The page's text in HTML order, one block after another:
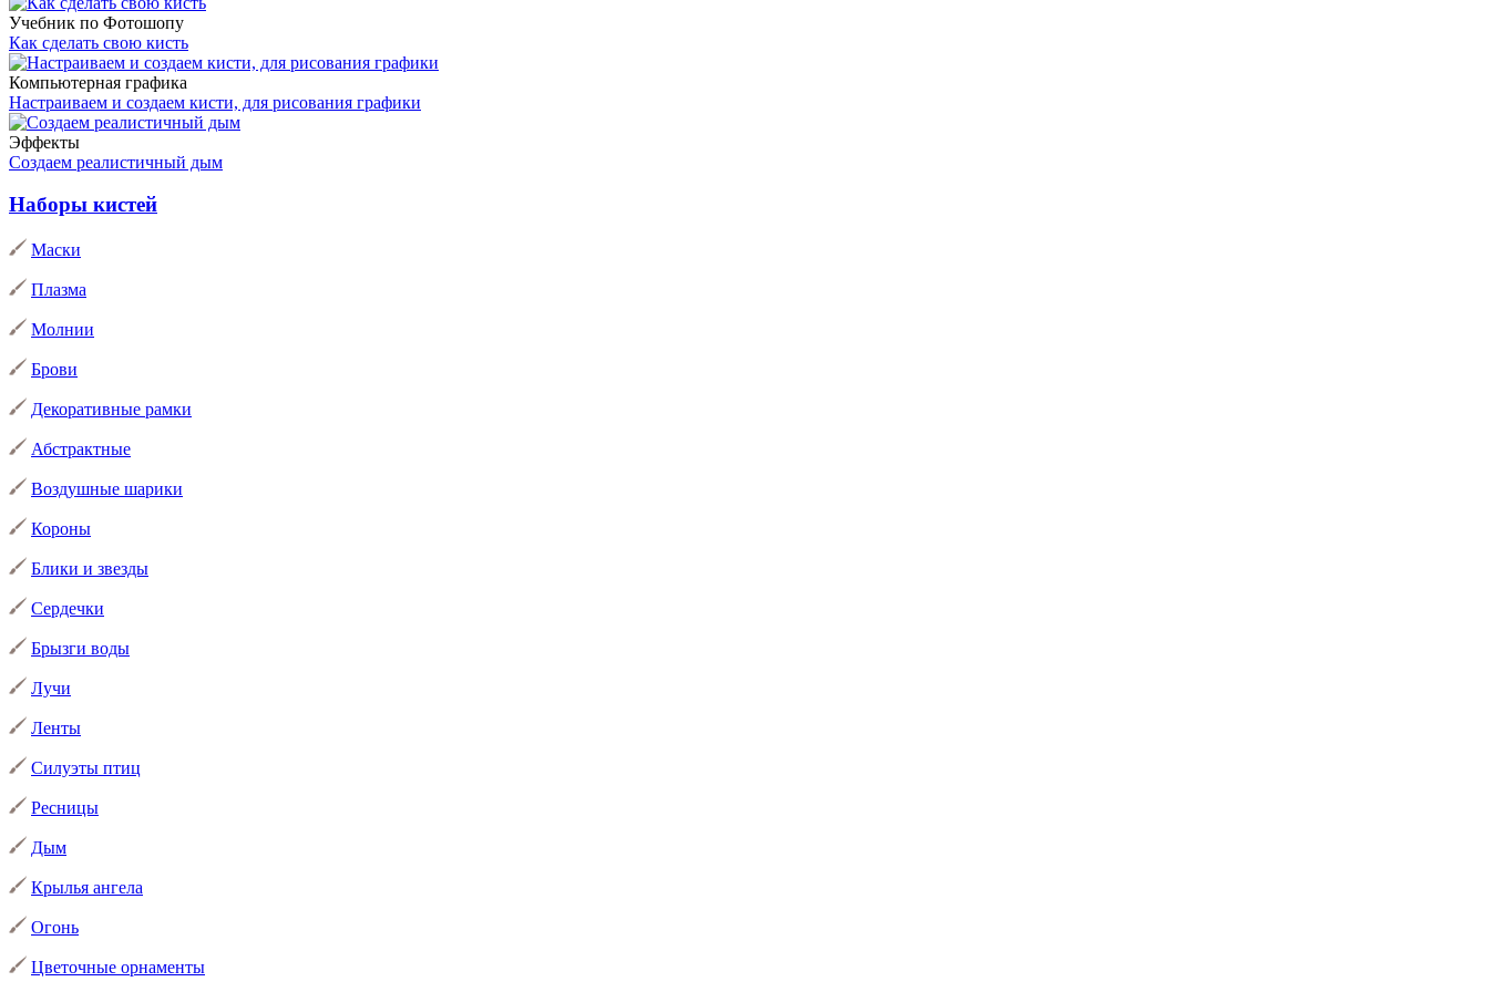
Учебник по Фотошопу
Как сделать свою кисть
Компьютерная графика
Настраиваем и создаем кисти, для рисования графики
Эффекты
Создаем реалистичный дым
Наборы кистей
Маски
Плазма
Молнии
Брови
Декоративные рамки
Абстрактные
Воздушные шарики
Короны
Блики и звезды
Сердечки
Брызги воды
Лучи
Ленты
Силуэты птиц
Ресницы
Дым
Крылья ангела
Огонь
Цветочные орнаменты